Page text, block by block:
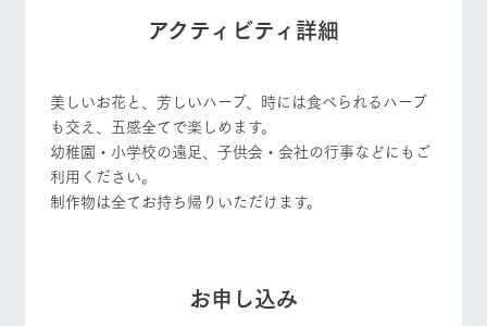
アクティビティ詳細
美しいお花と、芳しいハーブ、時には食べられるハーブ
も交え、五感全てで楽しめます。
幼稚園・小学校の遠足、子供会・会社の行事などにもご
利用ください。
制作物は全てお持ち帰りいただけます。
お申し込み